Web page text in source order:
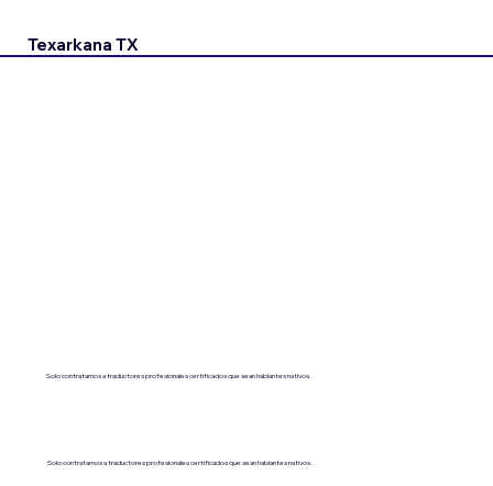
Solo contratamos a traductores profesionales certificados que sean hablantes nativos.
Solo contratamos a traductores profesionales certificados que sean hablantes nativos.
Texarkana TX